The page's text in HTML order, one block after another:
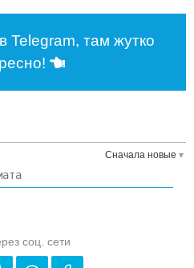
Telegram, там жутко
Сначала новые
соц. сети